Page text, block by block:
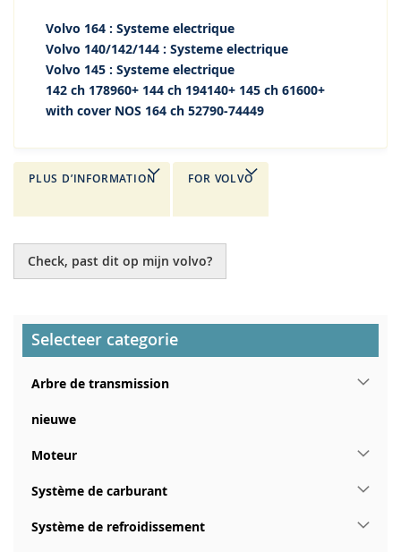
Volvo 164 : Systeme electrique
Volvo 140/142/144 : Systeme electrique
Volvo 145 : Systeme electrique
142 ch 178960+ 144 ch 194140+ 145 ch 61600+
with cover NOS 164 ch 52790-74449
PLUS D’INFORMATION FOR VOLVO
Check, past dit op mijn volvo?
Selecteer categorie
Arbre de transmission
nieuwe
Moteur
Système de carburant
Système de refroidissement